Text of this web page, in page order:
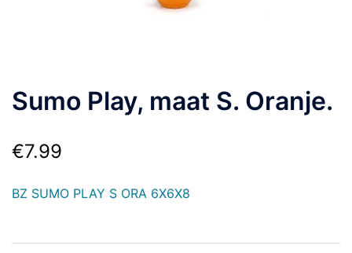
Sumo Play, maat S. Oranje.
€7.99
BZ SUMO PLAY S ORA 6X6X8